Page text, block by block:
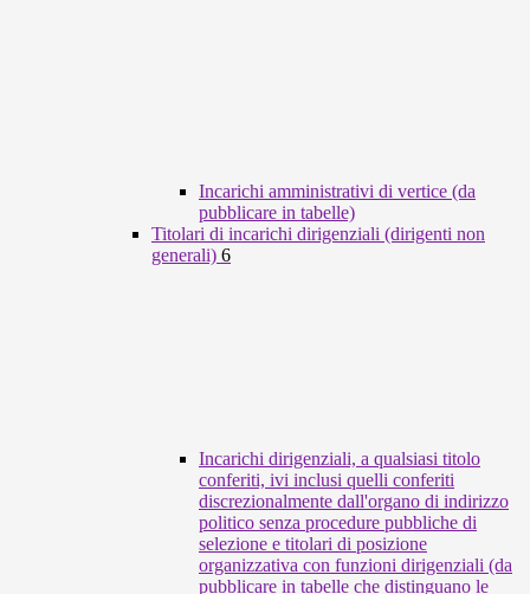
Incarichi amministrativi di vertice (da
pubblicare in tabelle)
Titolari di incarichi dirigenziali (dirigenti non
generali) 6
Incarichi dirigenziali, a qualsiasi titolo
conferiti, ivi inclusi quelli conferiti
discrezionalmente dall'organo di indirizzo
politico senza procedure pubbliche di
selezione e titolari di posizione
organizzativa con funzioni dirigenziali (da
pubblicare in tabelle che distinguano le